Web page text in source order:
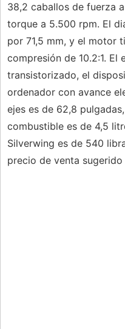
38,2 caballos de fuerza
torque a 5.500 rpm. El
por 71,5 mm, y el motor
compresión de 10.2:1.
transistorizado, el
ordenador con avance
ejes es de 62,8
combustible es de 4,5
Silverwing es de 540
precio de venta